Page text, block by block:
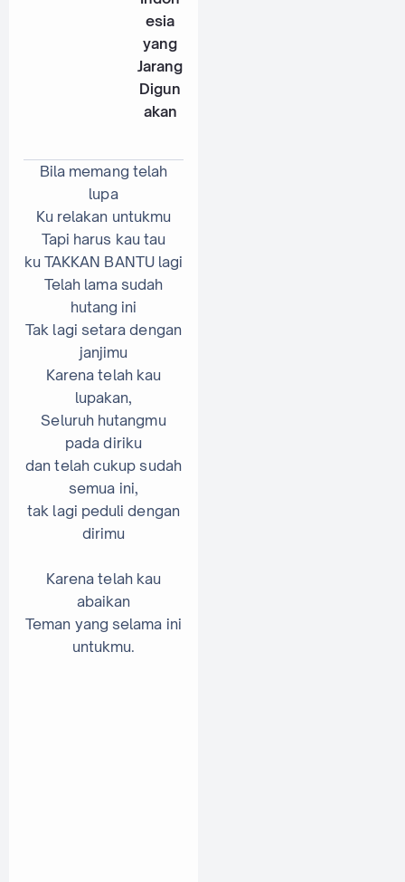
esia
yang
Jarang
Digun
akan
Bila memang telah
lupa
Ku relakan untukmu
Tapi harus kau tau
ku TAKKAN BANTU lagi
Telah lama sudah
hutang ini
Tak lagi setara dengan
janjimu
Karena telah kau
lupakan,
Seluruh hutangmu
pada diriku
dan telah cukup sudah
semua ini,
tak lagi peduli dengan
dirimu
Karena telah kau
abaikan
Teman yang selama ini
untukmu.